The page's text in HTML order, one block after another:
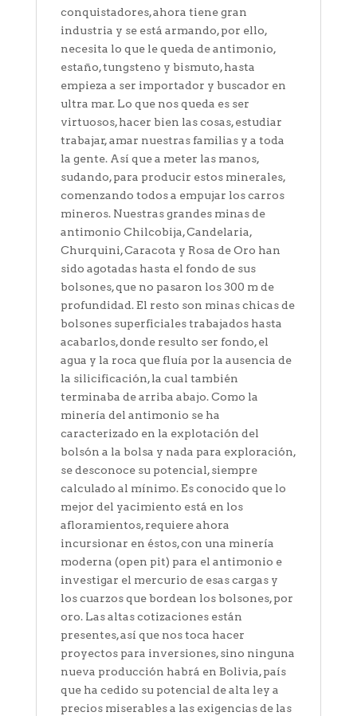
conquistadores, ahora tiene gran
industria y se está armando, por ello,
necesita lo que le queda de antimonio,
estaño, tungsteno y bismuto, hasta
empieza a ser importador y buscador en
ultra mar. Lo que nos queda es ser
virtuosos, hacer bien las cosas, estudiar
trabajar, amar nuestras familias y a toda
la gente. Así que a meter las manos,
sudando, para producir estos minerales,
comenzando todos a empujar los carros
mineros. Nuestras grandes minas de
antimonio Chilcobija, Candelaria,
Churquini, Caracota y Rosa de Oro han
sido agotadas hasta el fondo de sus
bolsones, que no pasaron los 300 m de
profundidad. El resto son minas chicas de
bolsones superficiales trabajados hasta
acabarlos, donde resulto ser fondo, el
agua y la roca que fluía por la ausencia de
la silicificación, la cual también
terminaba de arriba abajo. Como la
minería del antimonio se ha
caracterizado en la explotación del
bolsón a la bolsa y nada para exploración,
se desconoce su potencial, siempre
calculado al mínimo. Es conocido que lo
mejor del yacimiento está en los
afloramientos, requiere ahora
incursionar en éstos, con una minería
moderna (open pit) para el antimonio e
investigar el mercurio de esas cargas y
los cuarzos que bordean los bolsones, por
oro. Las altas cotizaciones están
presentes, así que nos toca hacer
proyectos para inversiones, sino ninguna
nueva producción habrá en Bolivia, país
que ha cedido su potencial de alta ley a
precios miserables a las exigencias de las